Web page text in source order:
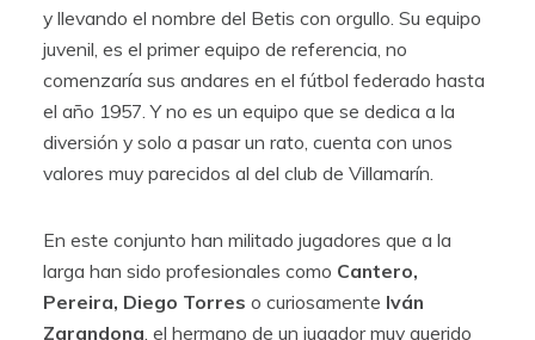
y llevando el nombre del Betis con orgullo. Su equipo
juvenil, es el primer equipo de referencia, no
comenzaría sus andares en el fútbol federado hasta
el año 1957. Y no es un equipo que se dedica a la
diversión y solo a pasar un rato, cuenta con unos
valores muy parecidos al del club de Villamarín.
En este conjunto han militado jugadores que a la
larga han sido profesionales como Cantero,
Pereira, Diego Torres o curiosamente Iván
Zarandona , el hermano de un jugador muy querido